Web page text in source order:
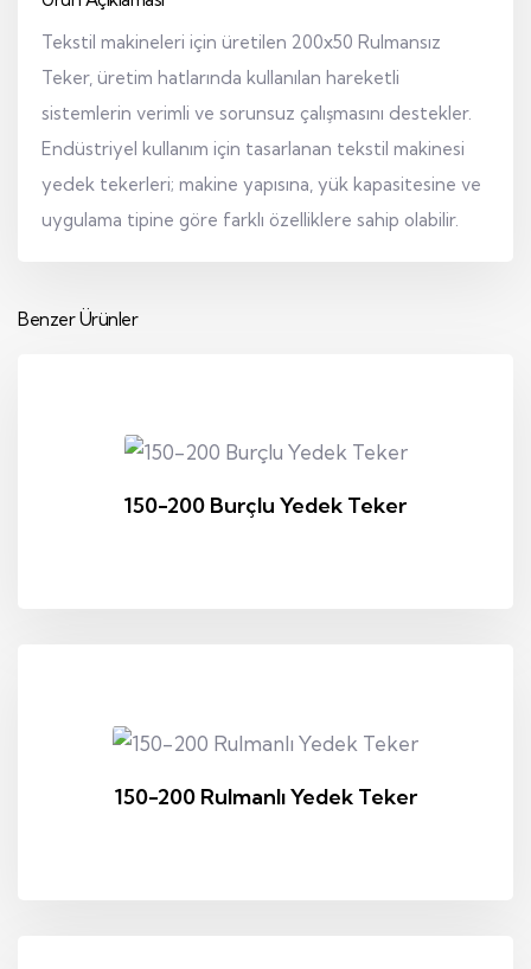
Tekstil makineleri için üretilen 200x50 Rulmansız
Teker, üretim hatlarında kullanılan hareketli
sistemlerin verimli ve sorunsuz çalışmasını destekler.
Endüstriyel kullanım için tasarlanan tekstil makinesi
yedek tekerleri; makine yapısına, yük kapasitesine ve
uygulama tipine göre farklı özelliklere sahip olabilir.
Benzer Ürünler
150-200 Burçlu Yedek Teker
150-200 Rulmanlı Yedek Teker